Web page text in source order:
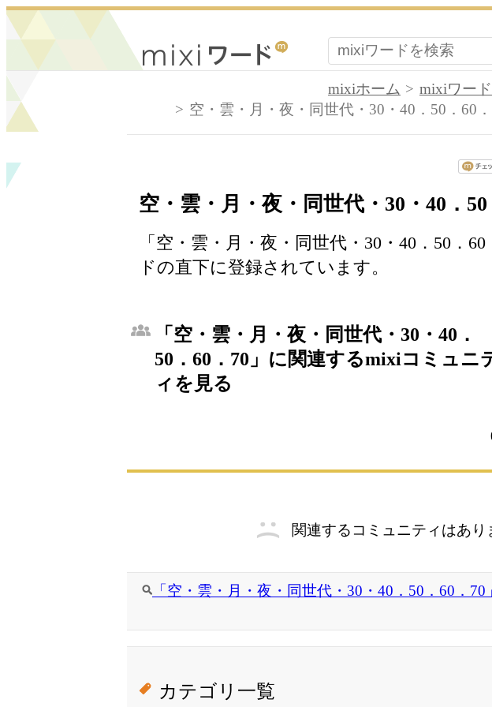
mixiホーム
mixiワー
空・雲・月・夜・同世代・30・40．50．60
空・雲・月・夜・同世代・30・40．50
「空・雲・月・夜・同世代・30・40．50．
ドの直下に登録されています。
「空・雲・月・夜・同世代・30・40．
50．60．70」に関連するmixiコミュニ
ィを見る
関連するコミュニティはあり
「空・雲・月・夜・同世代・30・40．50．60．
カテゴリ一覧